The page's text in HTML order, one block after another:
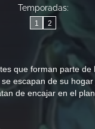
Temporadas:
1 2
que forman parte de
escapan de su
de encajar en el